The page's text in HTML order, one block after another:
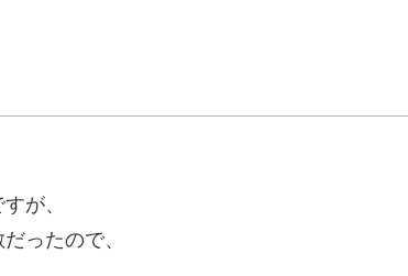
が、
ったので、